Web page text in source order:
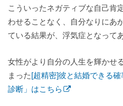
こういったネガティブな自己肯
わせることなく、自分なりにあ
ている結果が、浮気症となって
女性がより自分の人生を輝かせ
まった[超精密]彼と結婚できる
診断」はこちら